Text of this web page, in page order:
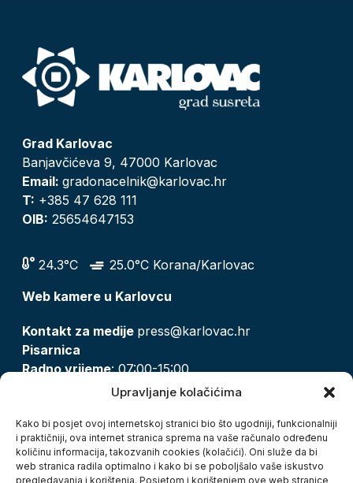
Upravljanje kolačićima
Kako bi posjet ovoj internetskoj stranici bio što ugodniji, funkcionalniji
i praktičniji, ova internet stranica sprema na vaše računalo određenu
količinu informacija, takozvanih cookies (kolačići). Oni služe da bi
web stranica radila optimalno i kako bi se poboljšalo vaše iskustvo
pregledavanja i korištenja. Posjetom i korištenjem ove web stranice
Grad Karlovac
Banjavčićeva 9, 47000 Karlovac
Email: gradonacelnik@karlovac.hr
T: +385 47 628 111
OIB: 25654647153
24.3°C
25.0°C Korana/Karlovac
Web kamere u Karlovcu
Kontakt za medije press@karlovac.hr
Pisarnica
Radno vrijeme: 07:00-15:00
pisarnica@karlovac.hr
Zaštita osobnih podataka